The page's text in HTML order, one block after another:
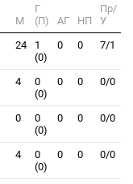
М
Г
(П)
АГ НП
Пр/
У
24
1
(0)
0 0 7/1
4
0
(0)
0 0 0/0
0
0
(0)
0 0 0/0
4
0
(0)
0 0 0/0